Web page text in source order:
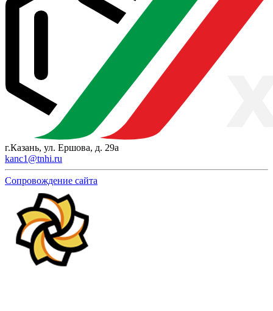
г.Казань, ул. Ершова, д. 29а
kanc1@tnhi.ru
Сопровождение сайта